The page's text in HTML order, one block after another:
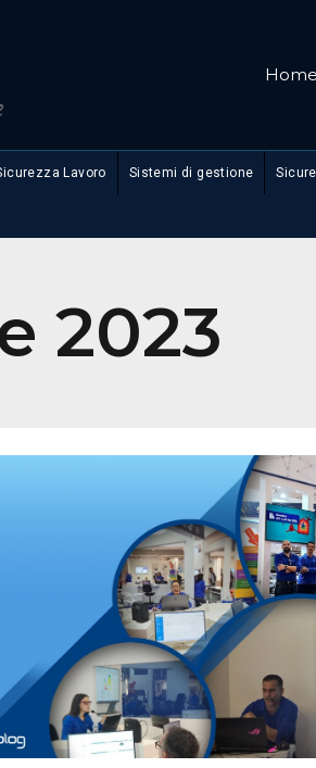
Home
Lavoro Sistemi di gestione
2023